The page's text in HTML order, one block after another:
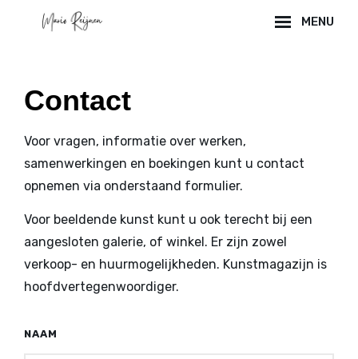
MENU
Contact
Voor vragen, informatie over werken,
samenwerkingen en boekingen kunt u contact
opnemen via onderstaand formulier.
Voor beeldende kunst kunt u ook terecht bij een
aangesloten galerie, of winkel. Er zijn zowel
verkoop- en huurmogelijkheden. Kunstmagazijn is
hoofdvertegenwoordiger.
NAAM